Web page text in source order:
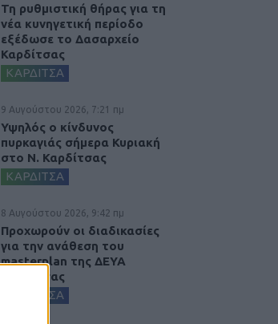
Τη ρυθμιστική θήρας για τη
νέα κυνηγετική περίοδο
εξέδωσε το Δασαρχείο
Καρδίτσας
ΚΑΡΔΙΤΣΑ
9 Αυγούστου 2026, 7:21 πμ
Υψηλός ο κίνδυνος
πυρκαγιάς σήμερα Κυριακή
στο Ν. Καρδίτσας
ΚΑΡΔΙΤΣΑ
8 Αυγούστου 2026, 9:42 πμ
Προχωρούν οι διαδικασίες
για την ανάθεση του
masterplan της ΔΕΥΑ
Καρδίτσας
ΚΑΡΔΙΤΣΑ